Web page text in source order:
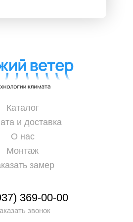
369-00-00
звонок
Каталог
и доставка
О нас
Монтаж
замер